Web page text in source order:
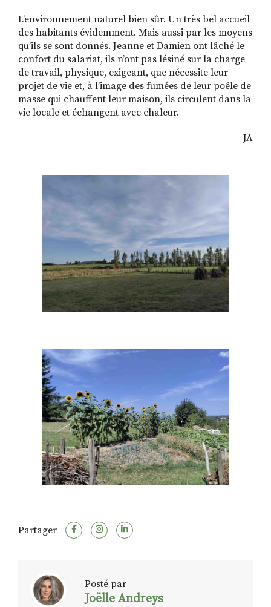
L’environnement naturel bien sûr. Un très bel accueil
des habitants évidemment. Mais aussi par les moyens
qu’ils se sont donnés. Jeanne et Damien ont lâché le
confort du salariat, ils n’ont pas lésiné sur la charge
de travail, physique, exigeant, que nécessite leur
projet de vie et, à l’image des fumées de leur poêle de
masse qui chauffent leur maison, ils circulent dans la
vie locale et échangent avec chaleur.
JA
Partager
Posté par
Joëlle Andreys